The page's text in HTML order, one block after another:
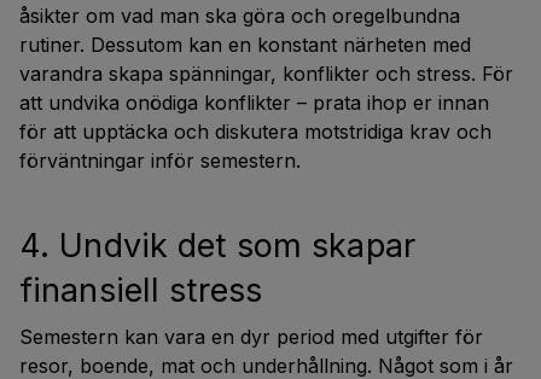
åsikter om vad man ska göra och oregelbundna
rutiner. Dessutom kan en konstant närheten med
varandra skapa spänningar, konflikter och stress. För
att undvika onödiga konflikter – prata ihop er innan
för att upptäcka och diskutera motstridiga krav och
förväntningar inför semestern.
4. Undvik det som skapar
finansiell stress
Semestern kan vara en dyr period med utgifter för
resor, boende, mat och underhållning. Något som i år